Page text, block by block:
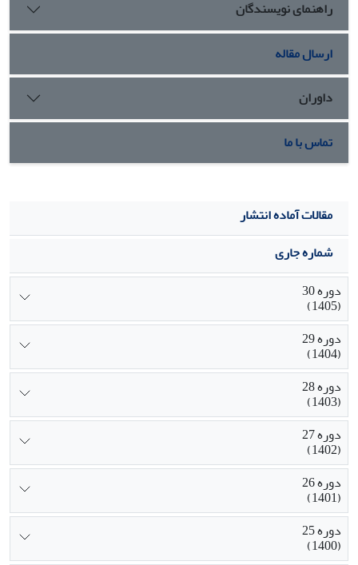
ترافیکی شهر تهران دارد.
راهنمای نویسندگان
ارسال مقاله
داوران
تماس با ما
مقالات آماده انتشار
شماره جاری
دوره 30
(1405)
دوره 29
(1404)
دوره 28
(1403)
دوره 27
(1402)
دوره 26
(1401)
دوره 25
(1400)